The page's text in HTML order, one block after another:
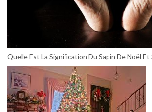
Quelle Est La Signification Du Sapin De Noël Et